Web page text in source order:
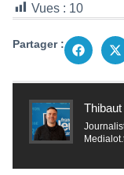
Vues : 10
Partager :